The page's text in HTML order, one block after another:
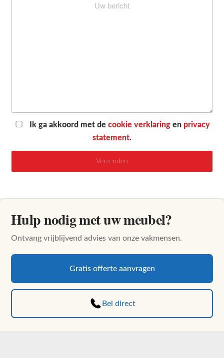
Ik ga akkoord met decookie verklaring en privacy
statement.
Hulp nodig met uw meubel?
Ontvang vrijblijvend advies van onze vakmensen.
Gratis offerte aanvragen
Bel direct